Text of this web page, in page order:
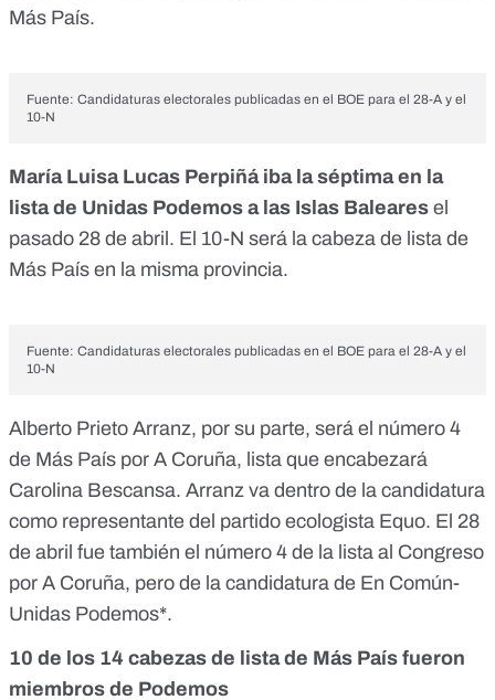
Más País.
Fuente: Candidaturas electorales publicadas en el BOE para el 28-A y el
10-N
María Luisa Lucas Perpiñá iba la séptima en la
lista de Unidas Podemos a las Islas Baleares el
pasado 28 de abril. El 10-N será la cabeza de lista de
Más País en la misma provincia.
Fuente: Candidaturas electorales publicadas en el BOE para el 28-A y el
10-N
Alberto Prieto Arranz, por su parte, será el número 4
de Más País por A Coruña, lista que encabezará
Carolina Bescansa. Arranz va dentro de la candidatura
como representante del partido ecologista Equo. El 28
de abril fue también el número 4 de la lista al Congreso
por A Coruña, pero de la candidatura de En Común-
Unidas Podemos*.
10 de los 14 cabezas de lista de Más País fueron
miembros de Podemos